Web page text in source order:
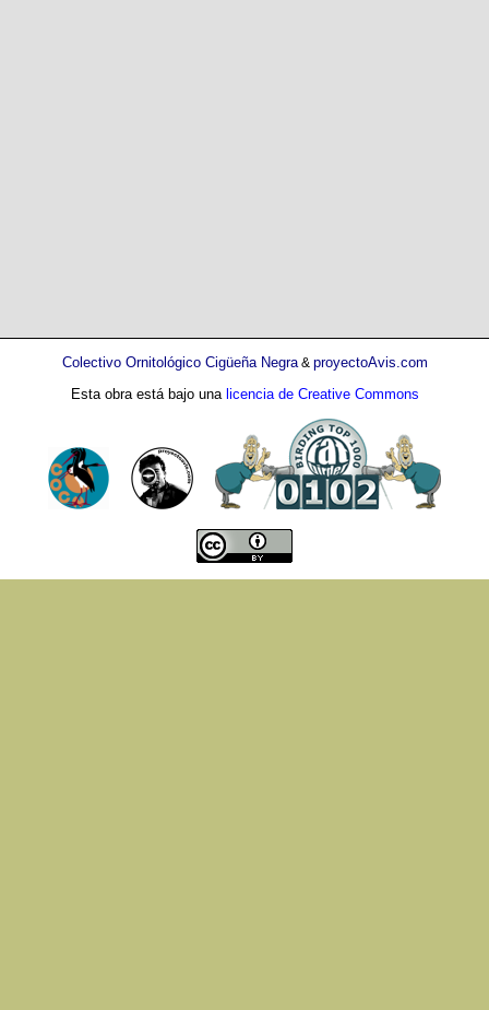
Colectivo Ornitológico Cigüeña Negra& proyectoAvis.com
Esta obra está bajo una licencia de Creative Commons